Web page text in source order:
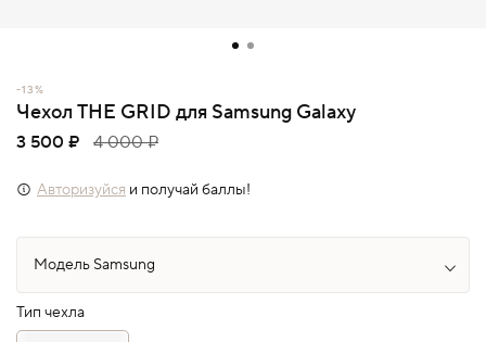
-13%
Чехол THE GRID для Samsung Galaxy
3 500 ₽ 4 000 ₽
Авторизуйся и получай баллы!
Тип чехла